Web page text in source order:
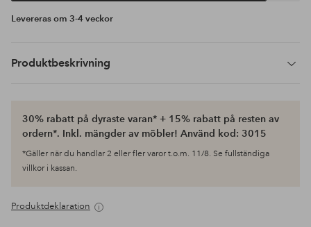
Levereras om 3-4 veckor
Produktbeskrivning
30% rabatt på dyraste varan* + 15% rabatt på resten av
ordern*. Inkl. mängder av möbler! Använd kod: 3015
*Gäller när du handlar 2 eller fler varor t.o.m. 11/8. Se fullständiga
villkor i kassan.
Produktdeklaration